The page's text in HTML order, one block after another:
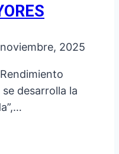
2025
se desarrolla la